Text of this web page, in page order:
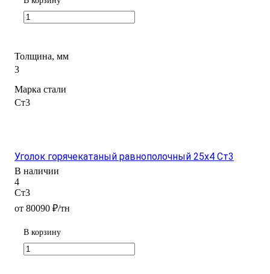
Толщина, мм
3
Марка стали
Ст3
Уголок горячекатаный равнополочный 25х4 Ст3
В наличии
4
Ст3
от 80090 ₽/тн
В корзину